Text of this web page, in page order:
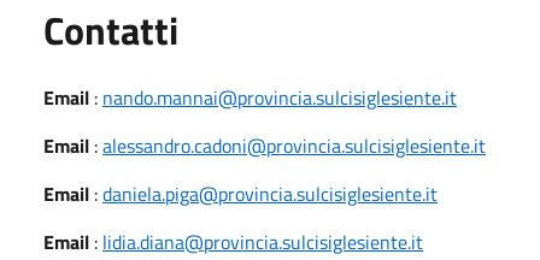
Contatti
Email : nando.mannai@provincia.sulcisiglesiente.it
Email :alessandro.cadoni@provincia.sulcisiglesiente.it
Email :daniela.piga@provincia.sulcisiglesiente.it
Email : lidia.diana@provincia.sulcisiglesiente.it